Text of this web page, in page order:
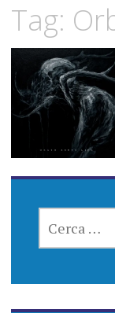
content
Tag:
PER: